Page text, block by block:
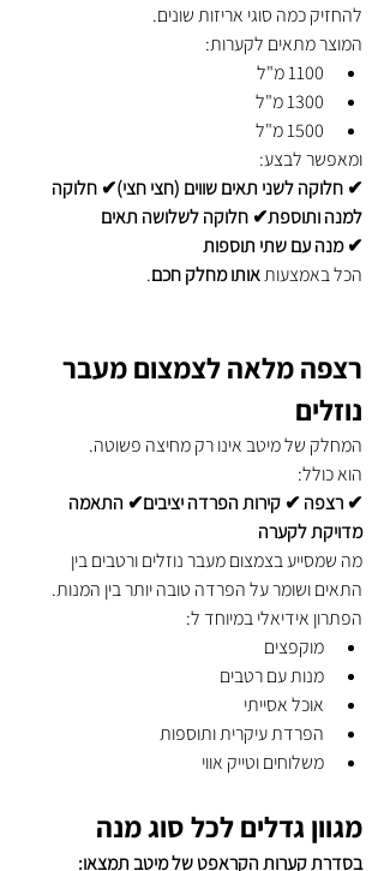
להחזיק כמה סוגי אריזות שונים.
המוצר מתאים לקערות:
1100 מ"ל
1300 מ"ל
1500 מ"ל
ומאפשר לבצע:
✔ חלוקה לשני תאים שווים (חצי חצי)✔ חלוקה
למנה ותוספת✔ חלוקה לשלושה תאים
✔ מנה עם שתי תוספות
הכל באמצעות אותו מחלק חכם.
רצפה מלאה לצמצום מעבר
נוזלים
המחלק של מיטב אינו רק מחיצה פשוטה.
הוא כולל:
✔ רצפה ✔ קירות הפרדה יציבים✔ התאמה
מדויקת לקערה
מה שמסייע בצמצום מעבר נוזלים ורטבים בין
התאים ושומר על הפרדה טובה יותר בין המנות.
הפתרון אידיאלי במיוחד ל:
מוקפצים
מנות עם רטבים
אוכל אסייתי
הפרדת עיקרית ותוספות
משלוחים וטייק אווי
מגוון גדלים לכל סוג מנה
בסדרת קערות הקראפט של מיטב תמצאו: